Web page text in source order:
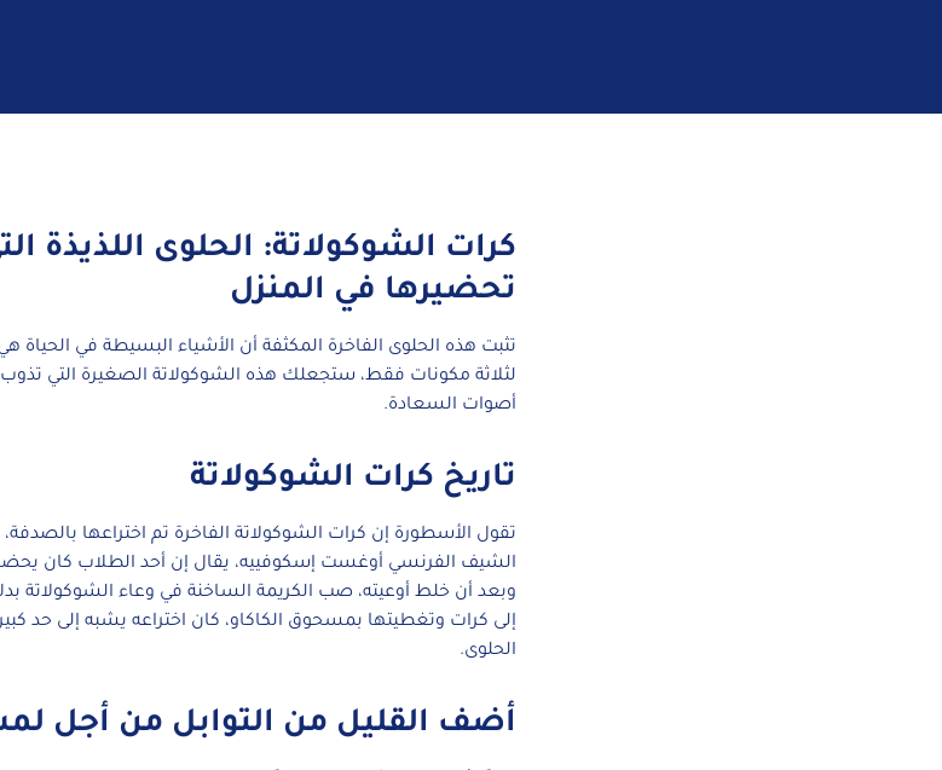
كرات الشوكولاتة: الحلوى اللذيذة
تحضيرها في المنزل
تثبت هذه الحلوى الفاخرة المكثفة أن الأشياء البسيطة في الحياة هي
لثلاثة مكونات فقط، ستجعلك هذه الشوكولاتة الصغيرة التي
أصوات السعادة.
تاريخ كرات الشوكولاتة
تقول الأسطورة إن كرات الشوكولاتة الفاخرة تم اختراعها
الشيف الفرنسي أوغست إسكوفييه، يقال إن أحد الطلاب كان
وبعد أن خلط أوعيته، صب الكريمة الساخنة في وعاء الشوكولاتة
إلى كرات وتغطيتها بمسحوق الكاكاو، كان اختراعه يشبه إلى حد
الحلوى.
أضف القليل من التوابل من أجل